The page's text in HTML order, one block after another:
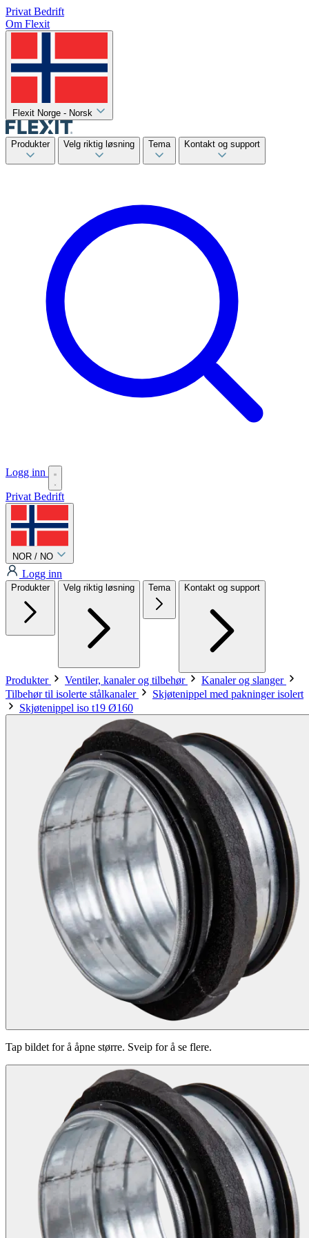
Privat Bedrift
Om Flexit
Flexit Norge - Norsk
Produkter Velg riktig løsning Tema Kontakt og support
Logg inn
Privat Bedrift
NOR / NO
Logg inn
Produkter Velg riktig løsning Tema Kontakt og support
Produkter Ventiler, kanaler og tilbehør
Kanaler og slanger
Tilbehør til isolerte stålkanaler
Skjøtenippel med pakninger isolert
Skjøtenippel iso t19 Ø160
Tap bildet for å åpne større. Sveip for å se flere.